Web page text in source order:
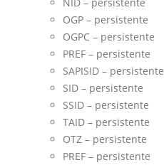
OGP – persistente
OGPC – persistente
PREF – persistente
SAPISID – persistente
SID – persistente
SSID – persistente
TAID – persistente
OTZ – persistente
PREF – persistente